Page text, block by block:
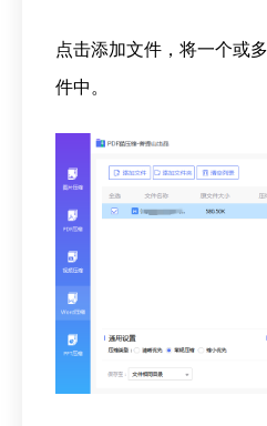
点击添加文件，将一个或
件中。